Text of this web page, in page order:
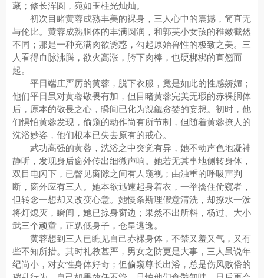
藏；修长浑圆，宛如玉柱光灿灿。
初次目睹黄蓉成熟丰美的裸身，三人心中的震撼，简直无
与伦比。黄蓉成熟胴体的丰满圆润，和郭芙小女孩的稚嫩截然
不同；那是一种充满肉欲诱惑，勾起原始兽性的极致之美。三
人看得血脉沸腾，欲火高涨，胯下肉棒，也硬梆梆的直翘而
起。
平日端庄严厉的黄蓉，脱下衣服，竟是如此的性感娇媚；
他们平日虽对黄蓉敬畏有加，但目睹黄蓉完美无瑕的赤裸胴体
后，原本的敬畏之心，瞬间已化为觊觎贪婪的妄想。初时，他
们惧怕黄蓉发现，偷窥的动作尚有所节制，但随着黄蓉撩人的
洗浴妙姿，他们根本已失去原有的戒心。
武功高强的黄蓉，洗浴之中突觉有异，她不动声色地凝神
静听，发现身后窗外传出细微声响。她若无其事地侧转身体，
双目电闪下，已瞥见窗隙之间有人窥视；由浊重的呼吸声判
断，窗外应有三人。她本欲迅速起身着衣，一举擒住偷窥者，
但转念一想却又改变心意。她慢条斯理假意清洗，却撩水一泼
将灯熄灭，瞬间，她已掠身窗边；果然不出所料，杨过、大小
武三个顽童，正趴低身子，仓皇逃逸。
黄蓉想到三人已瞧见自己赤裸身体，不禁又羞又气，又有
些不知所措。其时礼教甚严，男女之防更是大事，三人虽说年
纪尚小，对女性身体好奇；但偷窥尊长出浴，总是伤风败俗的